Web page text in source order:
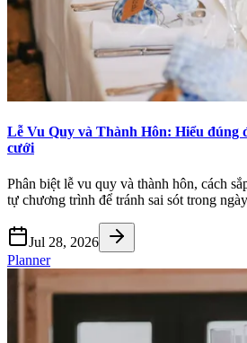
Lễ Vu Quy và Thành Hôn: Hiểu đúng
cưới
Phân biệt lễ vu quy và thành hôn, cách
tự chương trình để tránh sai sót trong
Jul 28, 2026
Planner